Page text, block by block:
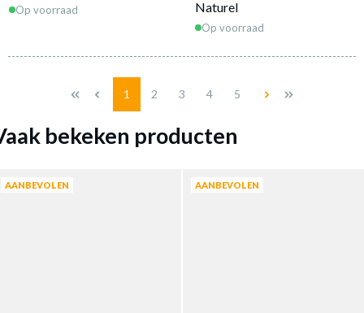
Op voorraad
Naturel
Op voorraad
Pagina
1 Pagina
2 Pagina
3 Pagina
4 Pagina
5
bekeken producten
AANBEVOLEN AANBEVOLEN